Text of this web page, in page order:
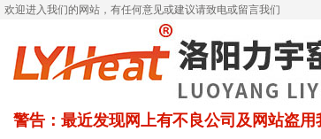
欢迎进入我们的网站，有任何意见或建议请致电或留言我们
警告：最近发现网上有不良公司及网站盗